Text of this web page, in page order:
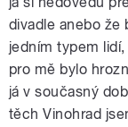
divadle anebo že
jedním typem
pro mě bylo
já v současný
těch Vinohrad